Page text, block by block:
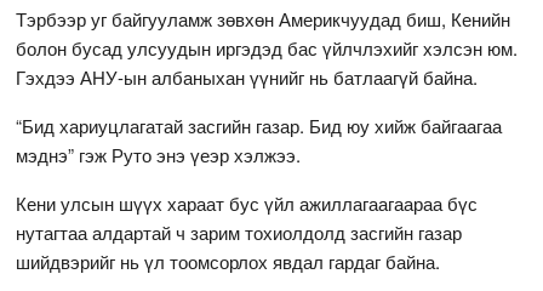
Тэрбээр уг байгууламж зөвхөн Америкчуудад биш, Кенийн
болон бусад улсуудын иргэдэд бас үйлчлэхийг хэлсэн юм.
Гэхдээ АНУ-ын албаныхан үүнийг нь батлаагүй байна.
“Бид хариуцлагатай засгийн газар. Бид юу хийж байгаагаа
мэднэ” гэж Руто энэ үеэр хэлжээ.
Кени улсын шүүх хараат бус үйл ажиллагаагаараа бүс
нутагтаа алдартай ч зарим тохиолдолд засгийн газар
шийдвэрийг нь үл тоомсорлох явдал гардаг байна.